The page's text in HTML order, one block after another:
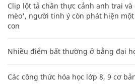
Clip lột tả chân thực cảnh anh trai
mèo', người tinh ý còn phát hiện
con
Nhiều điểm bất thường ở bằng đại
Các công thức hóa học lớp 8, 9 cơ